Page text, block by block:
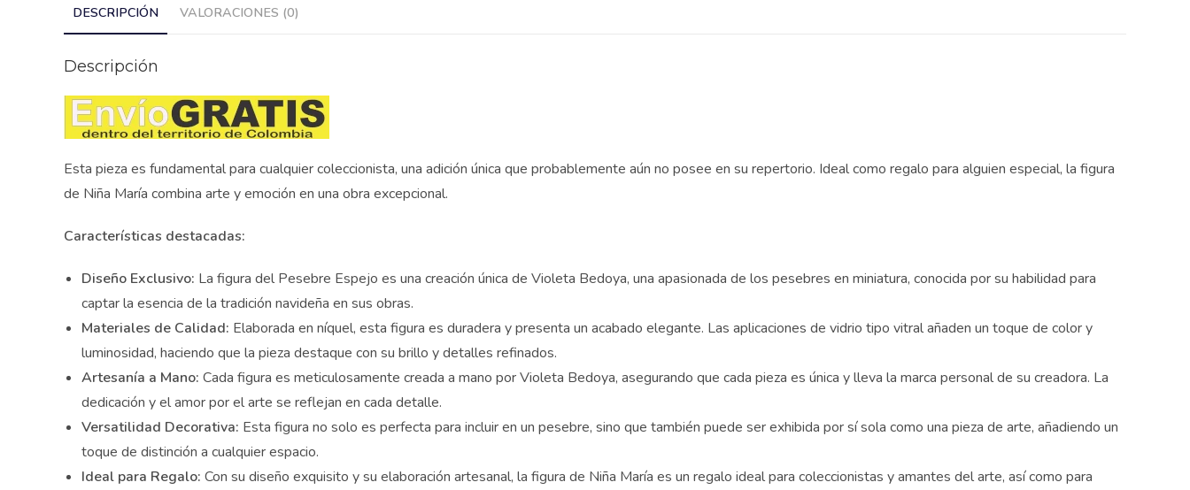
DESCRIPCIÓN VALORACIONES (0)
Descripción
Esta pieza es fundamental para cualquier coleccionista, una adición única que probablemente aún no posee en su repertorio. Ideal como regalo para alguien especial, la figura
de Niña María combina arte y emoción en una obra excepcional.
Características destacadas:
Diseño Exclusivo:La figura del Pesebre Espejo es una creación única de Violeta Bedoya, una apasionada de los pesebres en miniatura, conocida por su habilidad para
captar la esencia de la tradición navideña en sus obras.
Materiales de Calidad:Elaborada en níquel, esta figura es duradera y presenta un acabado elegante. Las aplicaciones de vidrio tipo vitral añaden un toque de color y
luminosidad, haciendo que la pieza destaque con su brillo y detalles refinados.
Artesanía a Mano:Cada figura es meticulosamente creada a mano por Violeta Bedoya, asegurando que cada pieza es única y lleva la marca personal de su creadora. La
dedicación y el amor por el arte se reflejan en cada detalle.
Versatilidad Decorativa:Esta figura no solo es perfecta para incluir en un pesebre, sino que también puede ser exhibida por sí sola como una pieza de arte, añadiendo un
toque de distinción a cualquier espacio.
Ideal para Regalo:Con su diseño exquisito y su elaboración artesanal, la figura de Niña María es un regalo ideal para coleccionistas y amantes del arte, así como para
¿Deseas ayuda Gratis?
¡Suscríbete y transforma tus Pesebres, tu decoración
¿Quieres recibir consejos exclusivos y ofertas especiales?
Para que tus Pesebres sean únicos y llenos de magia